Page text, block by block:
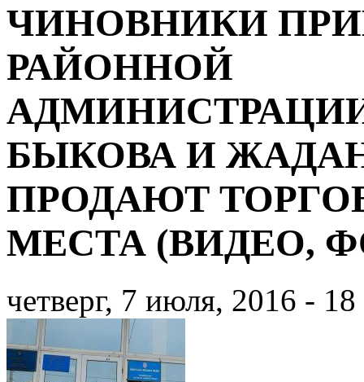
ЧИНОВНИКИ
РАЙОННОЙ
БЫКОВА И
ПРОДАЮТ
МЕСТА (ВИДЕО,
четверг, 7 июля, 2016 - 18